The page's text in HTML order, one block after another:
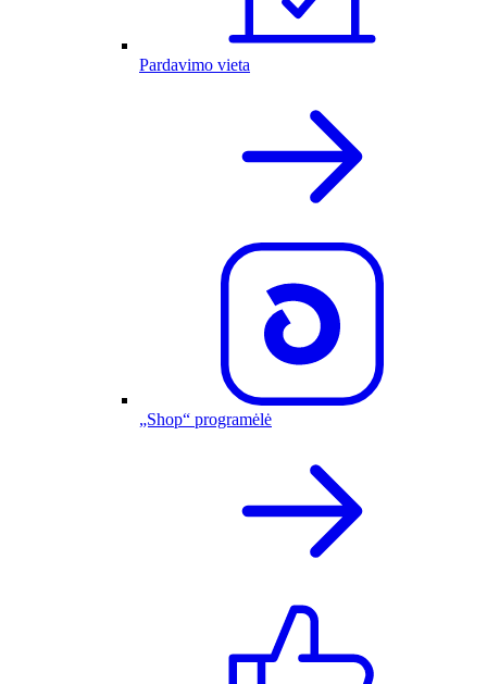
Pardavimo vieta
„Shop“ programėlė